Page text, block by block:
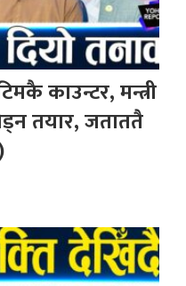
काउन्टर, मन्त्री
तयार, जताततै